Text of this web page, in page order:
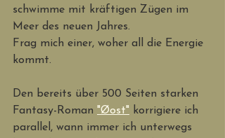
schwimme mit kräftigen Zügen im
Meer des neuen Jahres.
Frag mich einer, woher all die Energie
kommt.
Den bereits über 500 Seiten starken
Fantasy-Roman "Øost" korrigiere ich
parallel, wann immer ich unterwegs